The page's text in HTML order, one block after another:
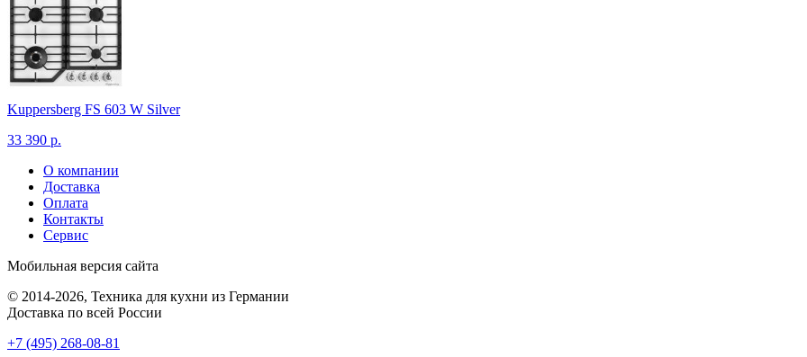
Kuppersberg FS 603 W Silver
33 390 р.
О компании
Доставка
Оплата
Контакты
Сервис
Мобильная версия сайта
© 2014-2026, Техника для кухни из Германии
Доставка по всей России
+7 (495) 268-08-81